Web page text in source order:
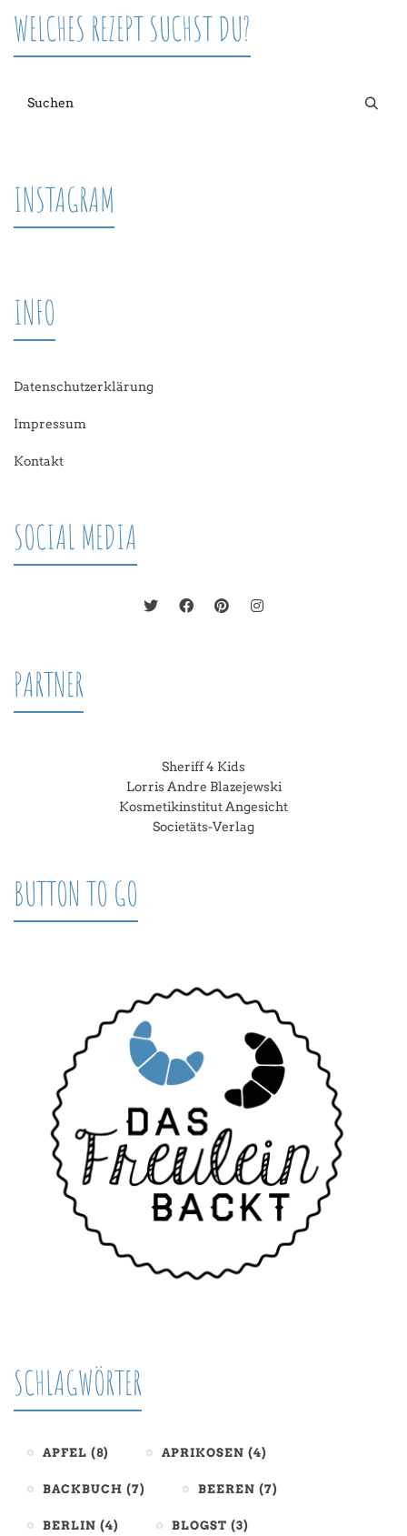
WELCHES REZEPT SUCHST DU?
INSTAGRAM
INFO
Datenschutzerklärung
Impressum
Kontakt
SOCIAL MEDIA
PARTNER
Sheriff 4 Kids
Lorris Andre Blazejewski
Kosmetikinstitut Angesicht
Societäts-Verlag
BUTTON TO GO
SCHLAGWÖRTER
APFEL (8) APRIKOSEN (4)
BACKBUCH (7) BEEREN (7)
BERLIN (4) BLOGST (3)